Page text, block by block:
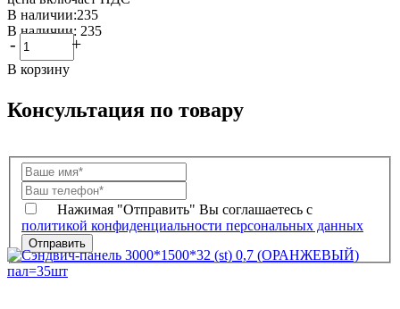
В наличии:235
В наличии: 235
- +
В корзину
Консультация по товару
Нажимая "Отправить" Вы соглашаетесь с
политикой конфиденциальности персональных данных